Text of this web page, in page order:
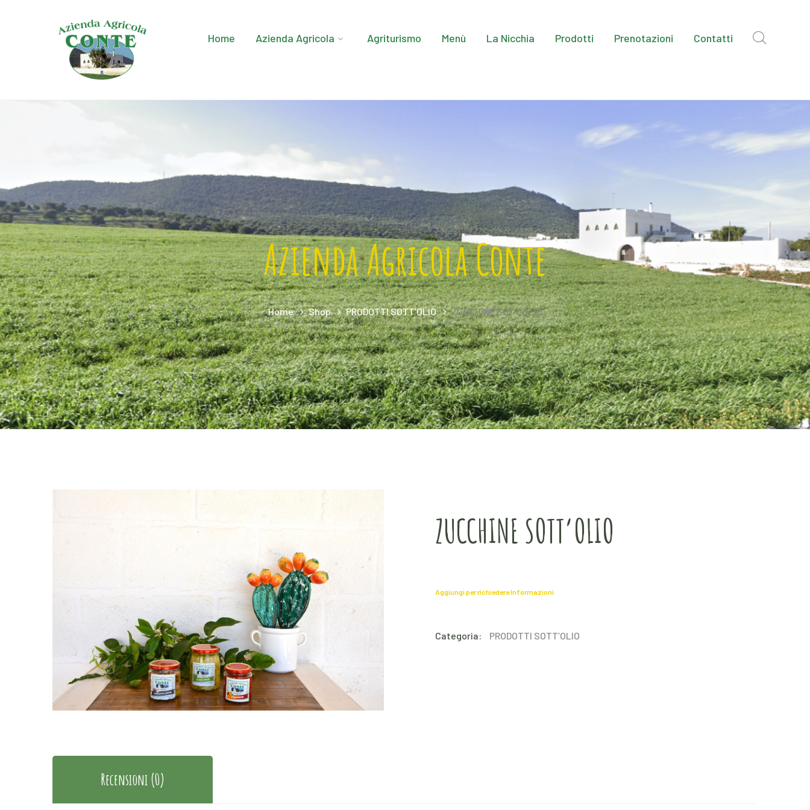
Home Azienda Agricola Agriturismo Menù La Nicchia Prodotti Prenotazioni Contatti
Azienda Agricola Conte
Home Shop PRODOTTI SOTT’OLIO ZUCCHINE SOTT’OLIO
ZUCCHINE SOTT’OLIO
Aggiungi per richiedere Informazioni
Categoria: PRODOTTI SOTT’OLIO
Recensioni (0)